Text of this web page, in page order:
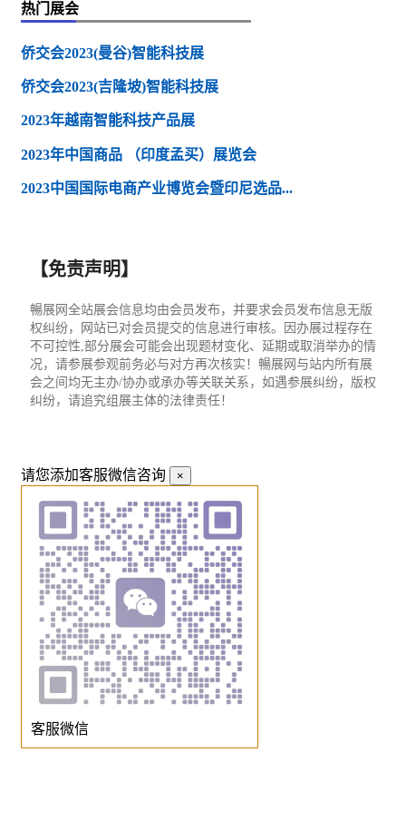
热门展会
侨交会2023(曼谷)智能科技展
侨交会2023(吉隆坡)智能科技展
2023年越南智能科技产品展
2023年中国商品 （印度孟买）展览会
2023中国国际电商产业博览会暨印尼选品...
【免责声明】
暢展网全站展会信息均由会员发布，并要求会员发布信息无版
权纠纷，网站已对会员提交的信息进行审核。因办展过程存在
不可控性,部分展会可能会出现题材变化、延期或取消举办的情
况，请参展参观前务必与对方再次核实！暢展网与站内所有展
会之间均无主办/协办或承办等关联关系，如遇参展纠纷，版权
纠纷，请追究组展主体的法律责任！
请您添加客服微信咨询 ×
客服微信